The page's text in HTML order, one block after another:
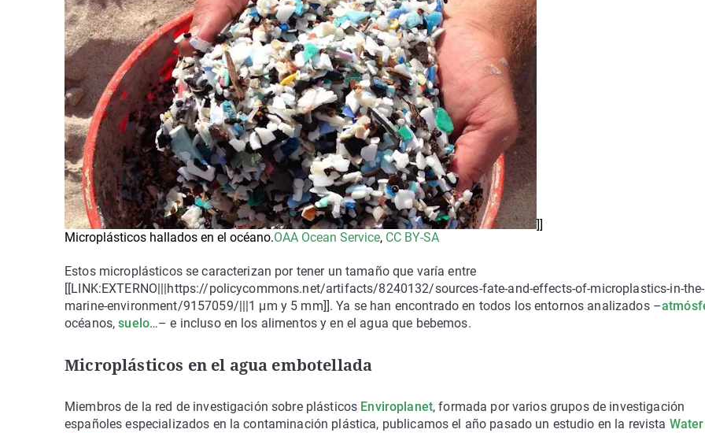
]]
Microplásticos hallados en el océano.OAA Ocean Service, CC BY-SA
Estos microplásticos se caracterizan por tener un tamaño que varía entre
[[LINK:EXTERNO|||https://policycommons.net/artifacts/8240132/sources-fate-and-effects-of-microplastics-in-the-
marine-environment/9157059/|||1 μm y 5 mm]]. Ya se han encontrado en todos los entornos analizados –
océanos,suelo…– e incluso en los alimentos y en el agua que bebemos.
Microplásticos en el agua embotellada
Miembros de la red de investigación sobre plásticos Enviroplanet, formada por varios grupos de investigación
españoles especializados en la contaminación plástica, publicamos el año pasado un estudio en la revista Water